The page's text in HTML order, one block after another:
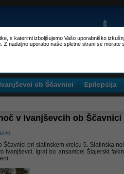
s katerimi izboljšujemo Vašo uporabniško
Z nadaljno uporabo naše spletne strani se morate
Ivanjševci ob Ščavnici Epilepsija
v Ivanjševcih ob Ščavnici
pri slatinskem vrelcu 5. Slatinska
Ivanjševci. Igral bo ansambel Štajerski